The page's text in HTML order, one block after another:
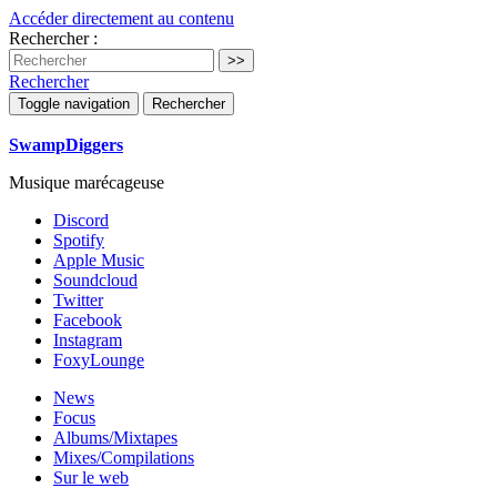
Accéder directement au contenu
Rechercher :
Rechercher
Toggle navigation Rechercher
SwampDiggers
Musique marécageuse
Discord
Spotify
Apple Music
Soundcloud
Twitter
Facebook
Instagram
FoxyLounge
News
Focus
Albums/Mixtapes
Mixes/Compilations
Sur le web